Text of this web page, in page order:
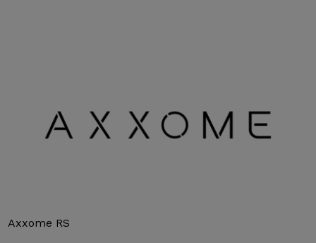
Axxome RS